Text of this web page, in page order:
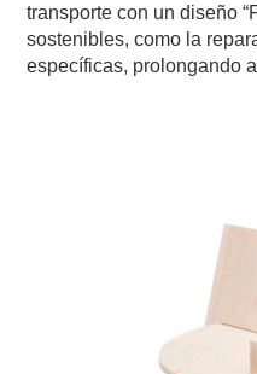
transporte con un diseño
sostenibles, como la
específicas, prolongando